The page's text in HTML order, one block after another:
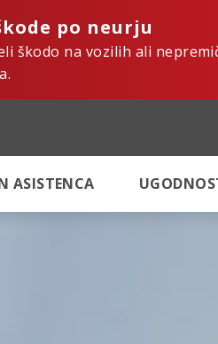
po neurju
škodo na vozilih ali
ASISTENCA